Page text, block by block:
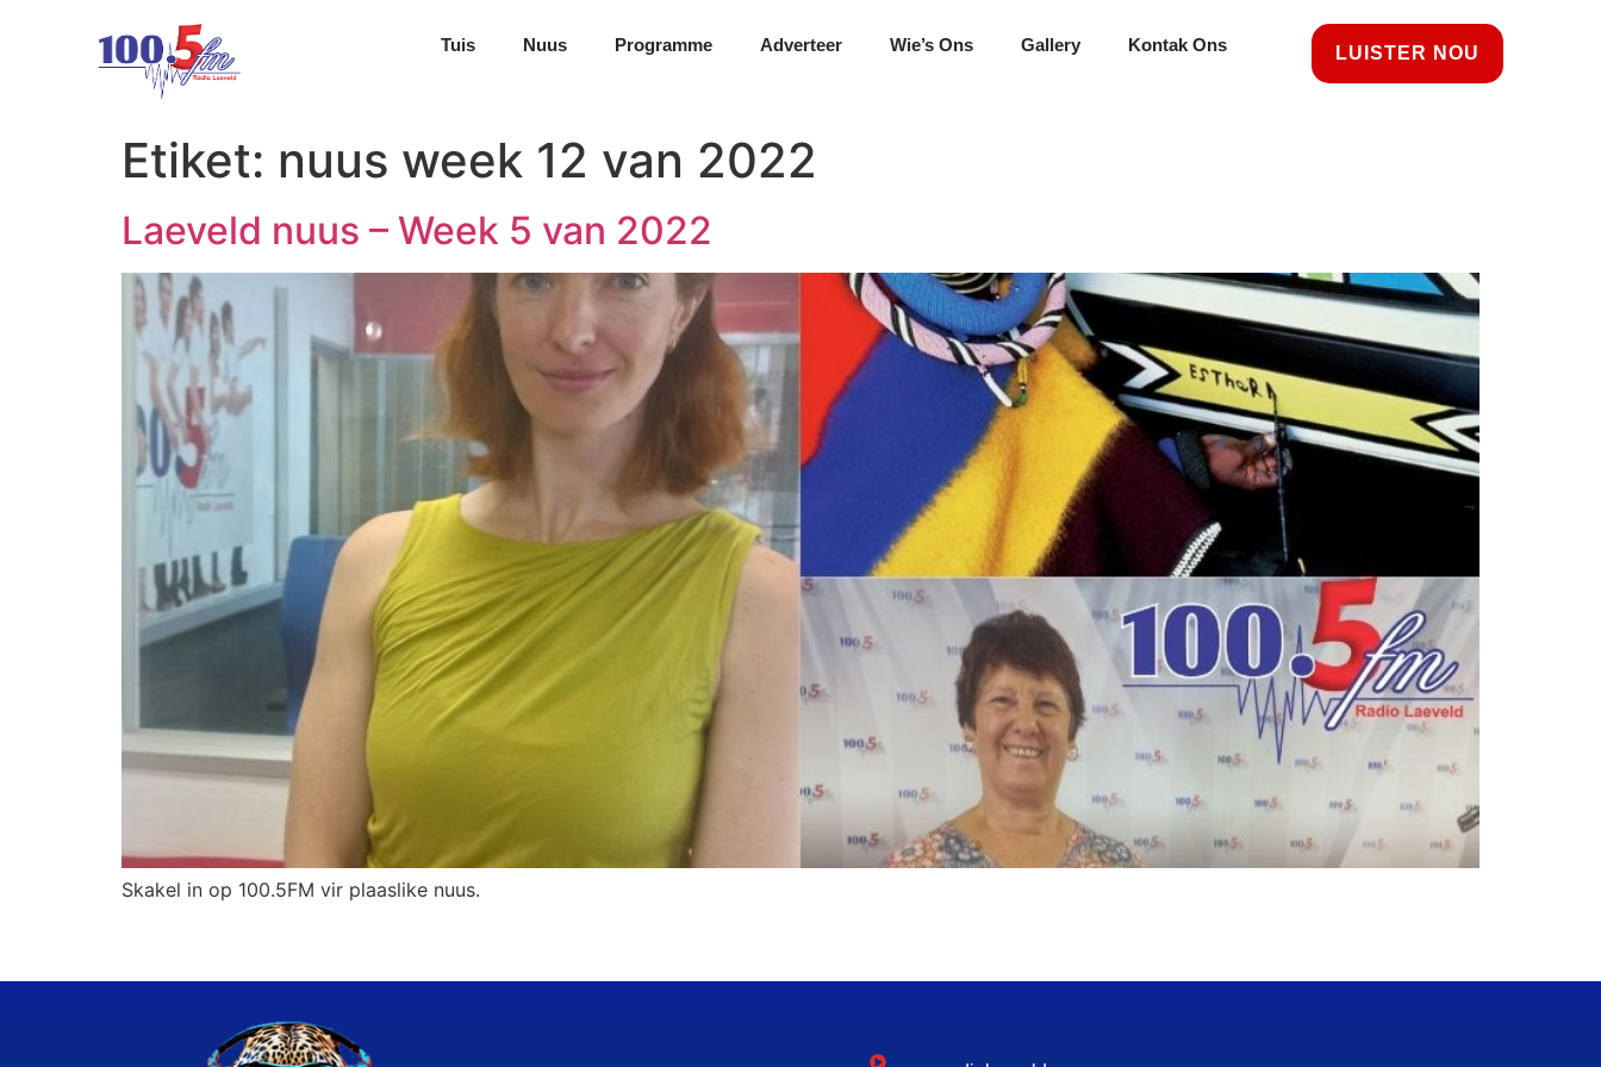
Tuis Nuus Programme Adverteer Wie’s Ons Gallery Kontak Ons LUISTER NOU
Etiket: nuus week 12 van 2022
Laeveld nuus – Week 5 van 2022
Skakel in op 100.5FM vir plaaslike nuus.